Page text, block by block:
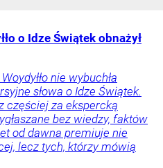
o Idze Świątek obnażył
nie wybuchła
słowa o Idze Świątek.
częściej za ekspercką
bez wiedzy, faktów
od dawna premiuje nie
lecz tych, którzy mówią